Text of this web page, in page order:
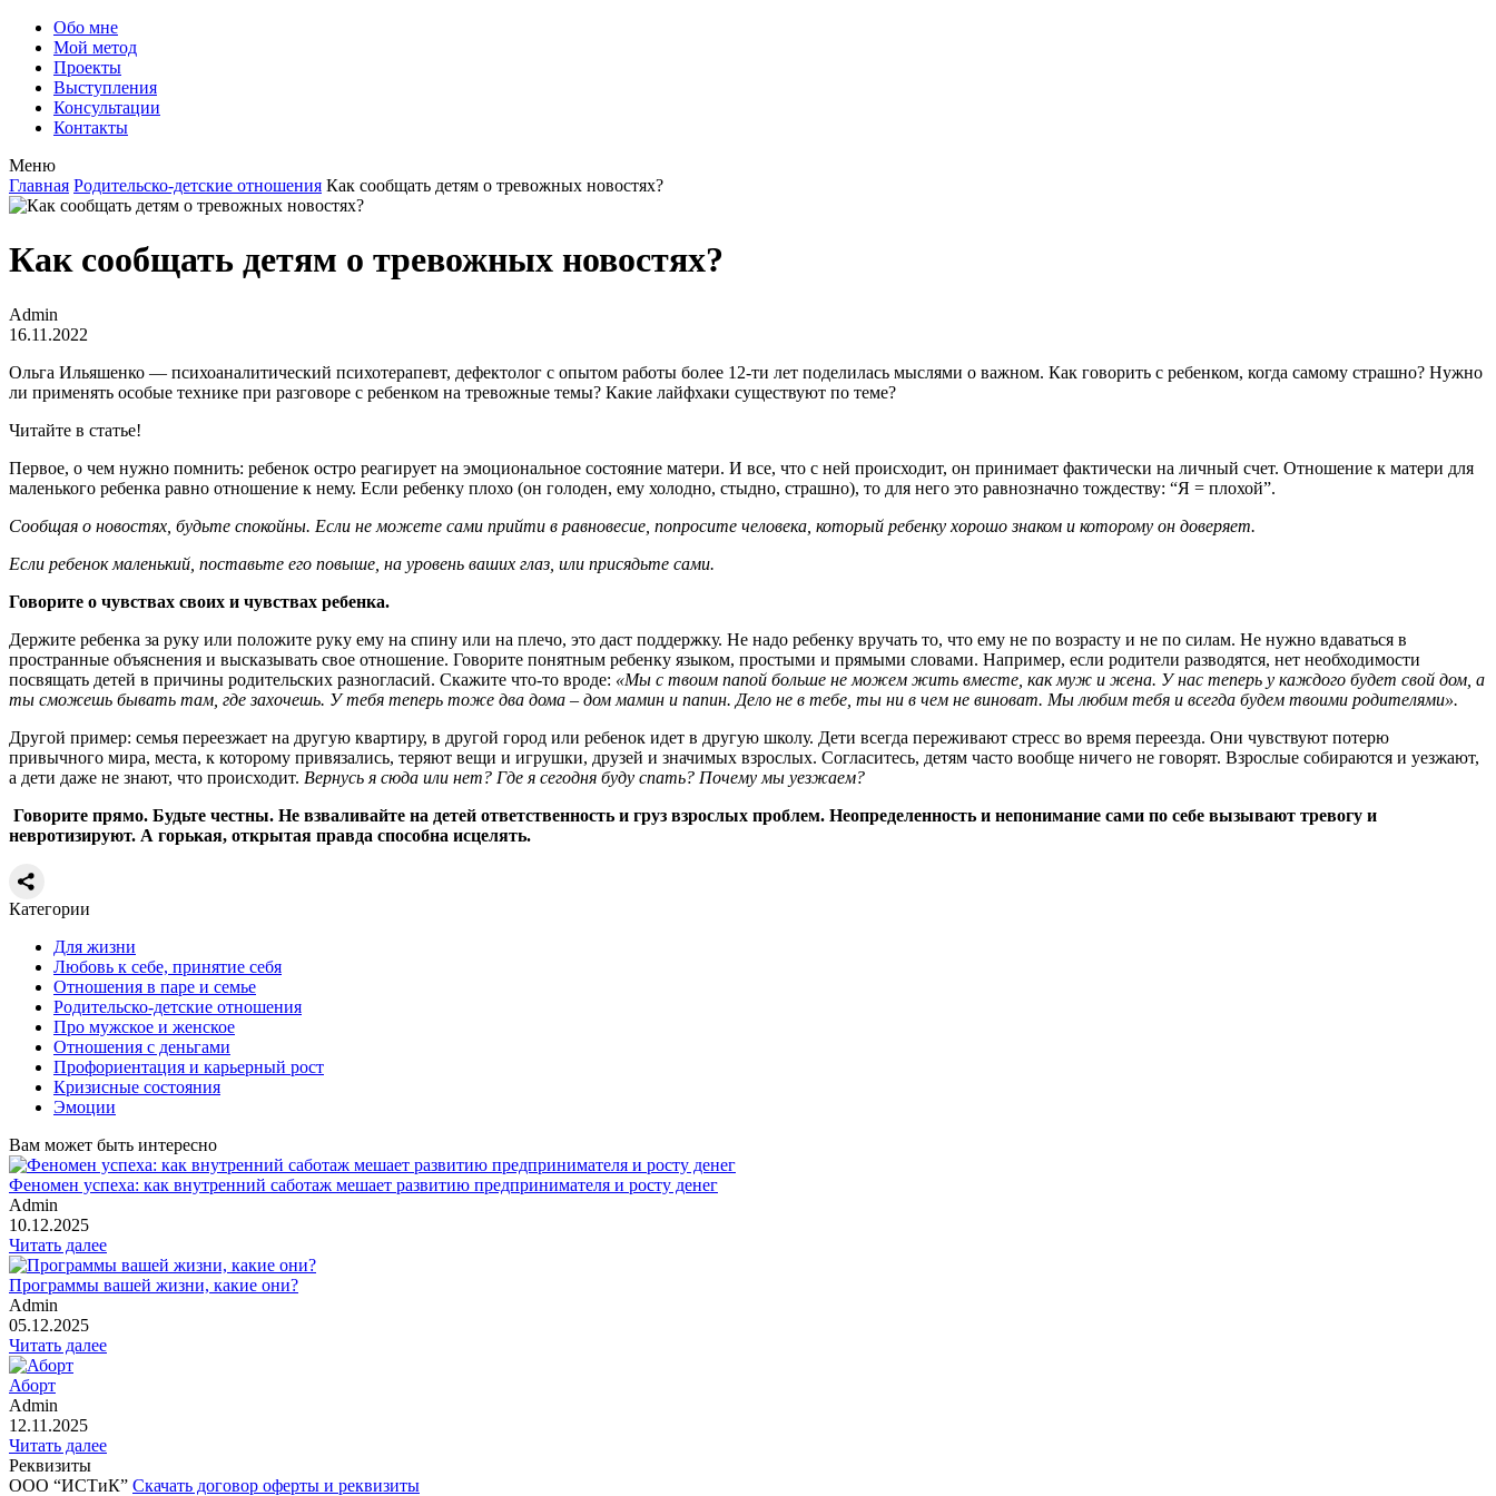
Обо мне
Мой метод
Проекты
Выступления
Консультации
Контакты
Меню
Главная Родительско-детские отношения Как сообщать детям о тревожных новостях?
Как сообщать детям о тревожных новостях?
Admin
16.11.2022
Ольга Ильяшенко — психоаналитический психотерапевт, дефектолог с опытом работы более 12-ти лет поделилась мыслями о важном. Как говорить с ребенком, когда самому страшно? Нужно
ли применять особые технике при разговоре с ребенком на тревожные темы? Какие лайфхаки существуют по теме?
Читайте в статье!
Первое, о чем нужно помнить: ребенок остро реагирует на эмоциональное состояние матери. И все, что с ней происходит, он принимает фактически на личный счет. Отношение к матери для
маленького ребенка равно отношение к нему. Если ребенку плохо (он голоден, ему холодно, стыдно, страшно), то для него это равнозначно тождеству: “Я = плохой”.
Сообщая о новостях, будьте спокойны. Если не можете сами прийти в равновесие, попросите человека, который ребенку хорошо знаком и которому он доверяет.
Если ребенок маленький, поставьте его повыше, на уровень ваших глаз, или присядьте сами.
Говорите о чувствах своих и чувствах ребенка.
Держите ребенка за руку или положите руку ему на спину или на плечо, это даст поддержку. Не надо ребенку вручать то, что ему не по возрасту и не по силам. Не нужно вдаваться в
пространные объяснения и высказывать свое отношение. Говорите понятным ребенку языком, простыми и прямыми словами. Например, если родители разводятся, нет необходимости
посвящать детей в причины родительских разногласий. Скажите что-то вроде: «Мы с твоим папой больше не можем жить вместе, как муж и жена. У нас теперь у каждого будет свой дом, а
ты сможешь бывать там, где захочешь. У тебя теперь тоже два дома – дом мамин и папин. Дело не в тебе, ты ни в чем не виноват. Мы любим тебя и всегда будем твоими родителями».
Другой пример: семья переезжает на другую квартиру, в другой город или ребенок идет в другую школу. Дети всегда переживают стресс во время переезда. Они чувствуют потерю
привычного мира, места, к которому привязались, теряют вещи и игрушки, друзей и значимых взрослых. Согласитесь, детям часто вообще ничего не говорят. Взрослые собираются и уезжают,
а дети даже не знают, что происходит. Вернусь я сюда или нет? Где я сегодня буду спать? Почему мы уезжаем?
Говорите прямо. Будьте честны. Не взваливайте на детей ответственность и груз взрослых проблем. Неопределенность и непонимание сами по себе вызывают тревогу и
невротизируют. А горькая, открытая правда способна исцелять.
Категории
Для жизни
Любовь к себе, принятие себя
Отношения в паре и семье
Родительско-детские отношения
Про мужское и женское
Отношения с деньгами
Профориентация и карьерный рост
Кризисные состояния
Эмоции
Вам может быть интересно
Феномен успеха: как внутренний саботаж мешает развитию предпринимателя и росту денег
Admin
10.12.2025
Читать далее
Программы вашей жизни, какие они?
Admin
05.12.2025
Читать далее
Аборт
Admin
12.11.2025
Читать далее
Реквизиты
ООО “ИСТиК” Скачать договор оферты и реквизиты